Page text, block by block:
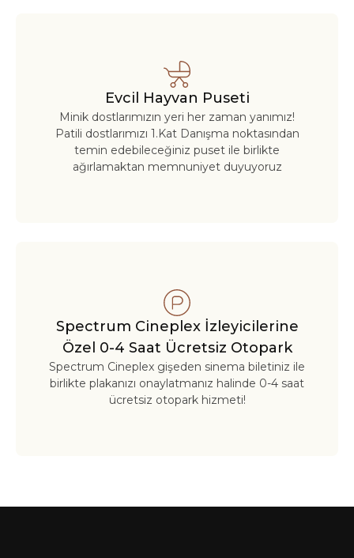
Evcil Hayvan Puseti
Minik dostlarımızın yeri her zaman yanımız!
Patili dostlarımızı 1.Kat Danışma noktasından
temin edebileceğiniz puset ile birlikte
ağırlamaktan memnuniyet duyuyoruz
Spectrum Cineplex İzleyicilerine
Özel 0-4 Saat Ücretsiz Otopark
Spectrum Cineplex gişeden sinema biletiniz ile
birlikte plakanızı onaylatmanız halinde 0-4 saat
ücretsiz otopark hizmeti!